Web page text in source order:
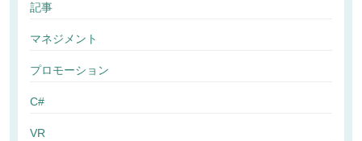
記事
マネジメント
プロモーション
C#
VR